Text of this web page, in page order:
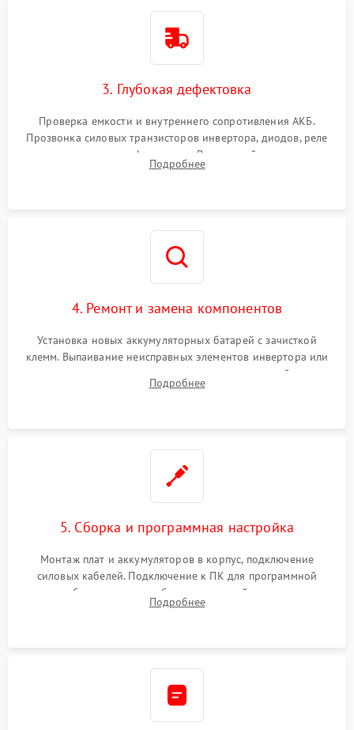
3. Глубокая дефектовка
Проверка емкости и внутреннего сопротивления АКБ.
Прозвонка силовых транзисторов инвертора, диодов, реле
переключения и трансформатора. Визуальный поиск вздутых
конденсаторов и прогаров на печатной плате.
Подробнее
4. Ремонт и замена компонентов
Установка новых аккумуляторных батарей с зачисткой
клемм. Выпаивание неисправных элементов инвертора или
цепи зарядки и монтаж новых радиодеталей.
Восстановление поврежденных токоведущих дорожек и
Подробнее
5. Сборка и программная настройка
Монтаж плат и аккумуляторов в корпус, подключение
силовых кабелей. Подключение к ПК для программной
калибровки констант батареи, настройки порогов
срабатывания AVR и сброса счетчиков старения АКБ.
Подробнее